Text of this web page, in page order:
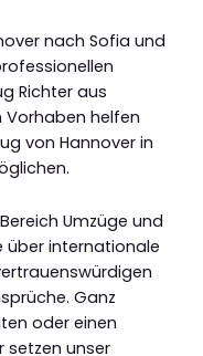
nach Sofia und
Richter aus
Vorhaben helfen
von Hannover in
Umzüge und
über internationale
Ganz
oder einen
setzen unser